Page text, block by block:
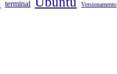
terminal Versionamento